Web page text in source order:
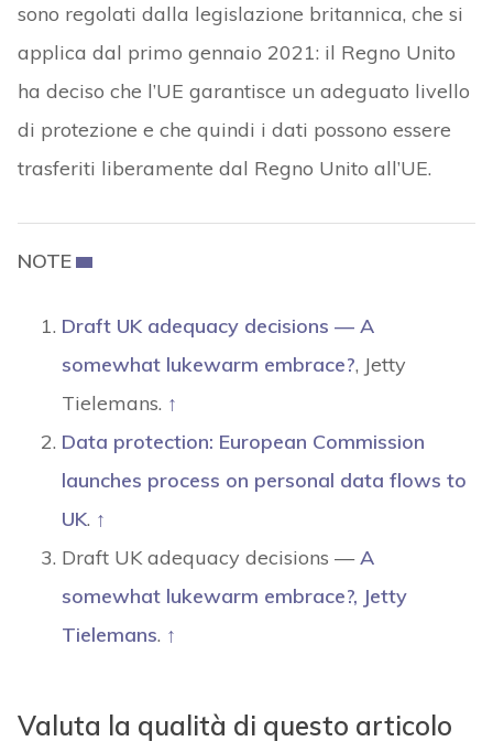
sono regolati dalla legislazione britannica, che si
applica dal primo gennaio 2021: il Regno Unito
ha deciso che l’UE garantisce un adeguato livello
di protezione e che quindi i dati possono essere
trasferiti liberamente dal Regno Unito all’UE.
NOTE
Draft UK adequacy decisions — A
somewhat lukewarm embrace?, Jetty
Tielemans. ↑
Data protection: European Commission
launches process on personal data flows to
UK. ↑
Draft UK adequacy decisions —A
somewhat lukewarm embrace?, Jetty
Tielemans. ↑
Valuta la qualità di questo articolo